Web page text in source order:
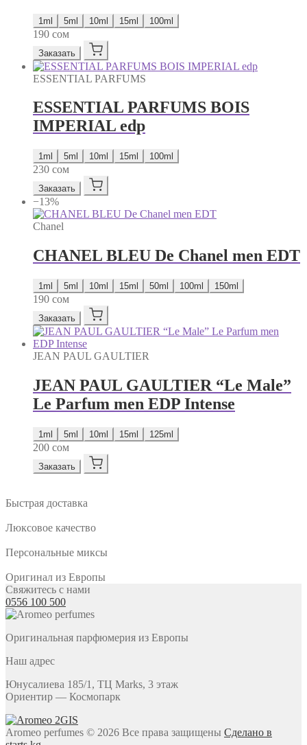
1ml 5ml 10ml 15ml 100ml
190 сом
Заказать
ESSENTIAL PARFUMS
ESSENTIAL PARFUMS BOIS
IMPERIAL edp
1ml 5ml 10ml 15ml 100ml
230 сом
Заказать
−13%
Chanel
CHANEL BLEU De Chanel men EDT
1ml 5ml 10ml 15ml 50ml 100ml 150ml
190 сом
Заказать
JEAN PAUL GAULTIER
JEAN PAUL GAULTIER “Le Male”
Le Parfum men EDP Intense
1ml 5ml 10ml 15ml 125ml
200 сом
Заказать
Быстрая доставка
Люксовое качество
Персональные миксы
Оригинал из Европы
Свяжитесь с нами
0556 100 500
Оригинальная парфюмерия из Европы
Наш адрес
Юнусалиева 185/1, ТЦ Marks, 3 этаж
Ориентир — Космопарк
Aromeo perfumes © 2026 Все права защищены Сделано в